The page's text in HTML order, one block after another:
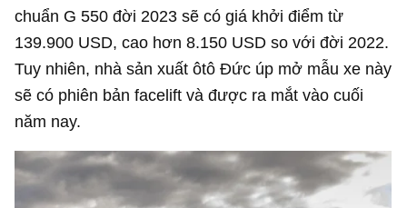
chuẩn G 550 đời 2023 sẽ có giá khởi điểm từ
139.900 USD, cao hơn8.150 USD so với đời 2022.
Tuy nhiên, nhà sản xuất ôtô Đức úp mở mẫu xe này
sẽ có phiên bản facelift và được ra mắt vào cuối
năm nay.